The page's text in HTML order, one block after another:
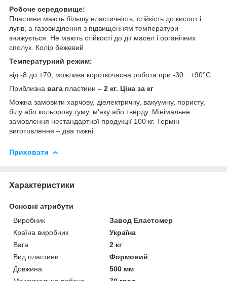
Робоче середовище:
Пластини мають більшу еластичність, стійкість до кислот і
лугів, а газовиділення з підвищенням температури
знижується. Не мають стійкості до дії масел і органічних
сполук. Колір бежевий
Температурний режим:
від -8 до +70, можлива короткочасна робота при -30…+90°C.
Приблизна вага пластини – 2 кг. Ціна за кг
Можна замовити харчову, діелектричну, вакуумну, пористу,
білу або кольорову гуму, м'яку або тверду. Мінімальне
замовлення нестандартної продукції 100 кг. Термін
виготовлення – два тижні.
Приховати
Характеристики
Основні атрибути
Виробник
Завод Еластомер
Країна виробник
Україна
Вага
2 кг
Вид пластини
Формовий
Довжина
500 мм